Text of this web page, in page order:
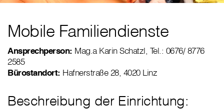
Mobile Familiendienste
Ansprechperson: Mag.a Karin Schatzl, Tel.: 0676/ 8776
2585
Bürostandort: Hafnerstraße 28, 4020 Linz
Beschreibung der Einrichtung: